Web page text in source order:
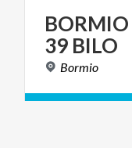
BORMIO
39 BILO
Bormio